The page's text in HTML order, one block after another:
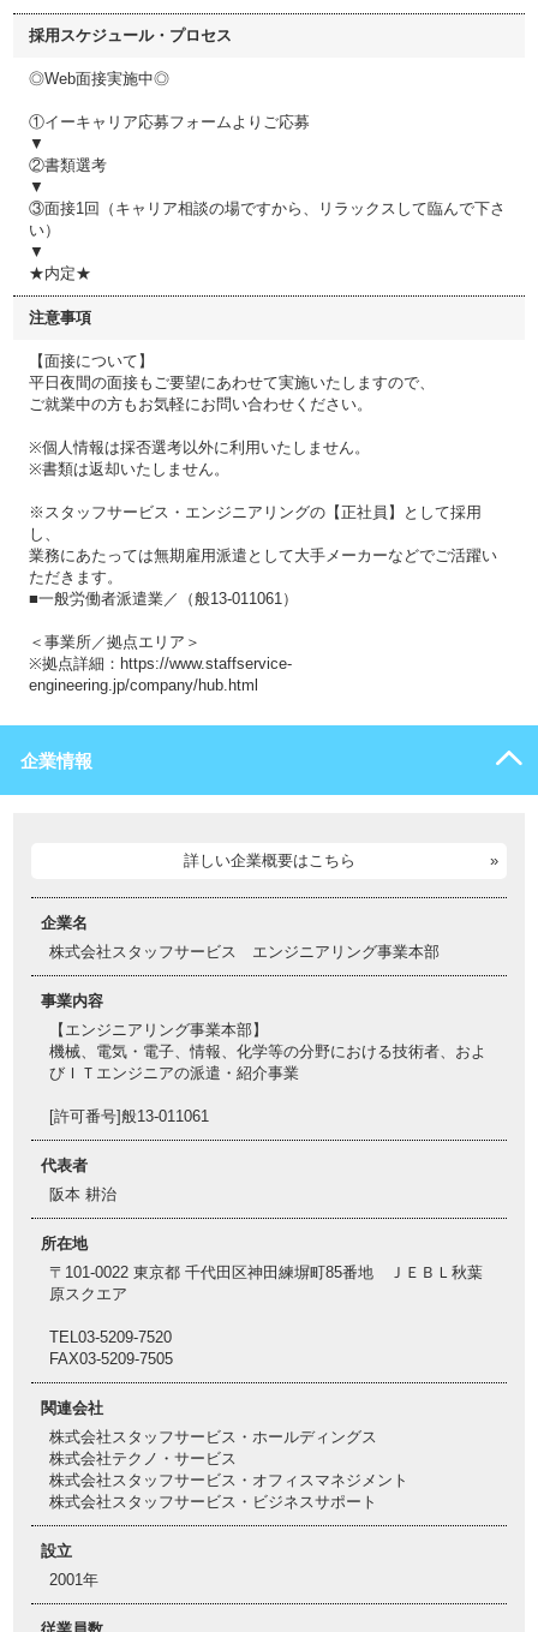
採用スケジュール・プロセス
◎Web面接実施中◎
①イーキャリア応募フォームよりご応募
▼
②書類選考
▼
③面接1回（キャリア相談の場ですから、リラックスして臨んで下さ
い）
▼
★内定★
注意事項
【面接について】
平日夜間の面接もご要望にあわせて実施いたしますので、
ご就業中の方もお気軽にお問い合わせください。
※個人情報は採否選考以外に利用いたしません。
※書類は返却いたしません。
※スタッフサービス・エンジニアリングの【正社員】として採用
し、
業務にあたっては無期雇用派遣として大手メーカーなどでご活躍い
ただきます。
■一般労働者派遣業／（般13-011061）
＜事業所／拠点エリア＞
※拠点詳細：https://www.staffservice-
engineering.jp/company/hub.html
企業情報
詳しい企業概要はこちら
企業名
株式会社スタッフサービス エンジニアリング事業本部
事業内容
【エンジニアリング事業本部】
機械、電気・電子、情報、化学等の分野における技術者、およ
びＩＴエンジニアの派遣・紹介事業
[許可番号]般13-011061
代表者
阪本 耕治
所在地
〒101-0022 東京都 千代田区神田練塀町85番地 ＪＥＢＬ秋葉
原スクエア
TEL03-5209-7520
FAX03-5209-7505
関連会社
株式会社スタッフサービス・ホールディングス
株式会社テクノ・サービス
株式会社スタッフサービス・オフィスマネジメント
株式会社スタッフサービス・ビジネスサポート
設立
2001年